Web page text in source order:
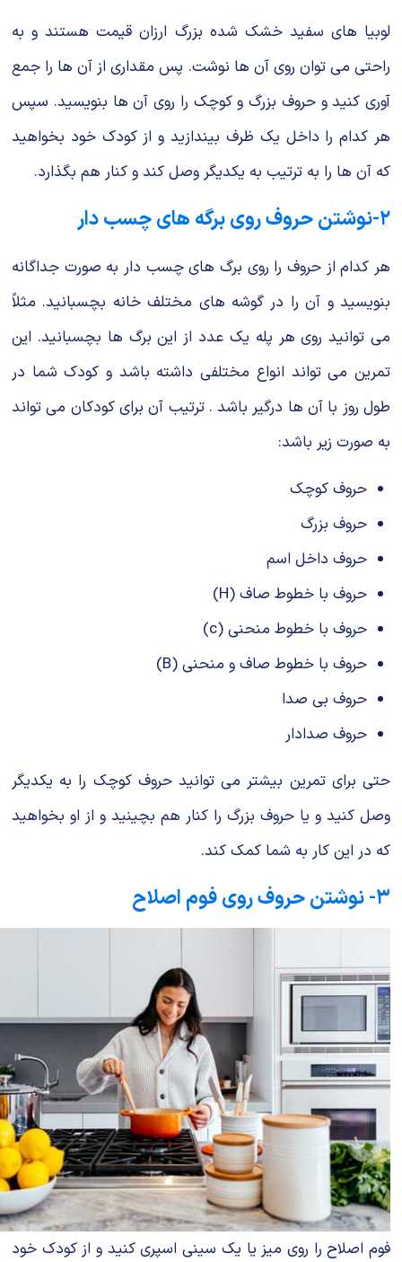
لوبیا های سفید خشک شده بزرگ ارزان قیمت هستند و به
راحتی می‌ توان روی آن ها نوشت. پس مقداری از آن ها را جمع
آوری کنید و حروف بزرگ و کوچک را روی آن ها بنویسید. سپس
هر کدام را داخل یک ظرف بیندازید و از کودک خود بخواهید
که آن ها را به ترتیب به یکدیگر وصل کند و کنار هم بگذارد.
۲-نوشتن حروف روی برگه های چسب دار
هر کدام از حروف را روی برگ های چسب دار به صورت جداگانه
بنویسید و آن را در گوشه های مختلف خانه بچسبانید. مثلاً
می توانید روی هر پله یک عدد از این برگ ها بچسبانید. این
تمرین می تواند انواع مختلفی داشته باشد و کودک شما در
طول روز با آن ها درگیر باشد . ترتیب آن برای کودکان می تواند
به صورت زیر باشد:
حروف کوچک
حروف بزرگ
حروف داخل اسم
حروف با خطوط صاف (H)
حروف با خطوط منحنی (c)
حروف با خطوط صاف و منحنی (B)
حروف بی صدا
حروف صدادار
حتی برای تمرین بیشتر می توانید حروف کوچک را به یکدیگر
وصل کنید و یا حروف بزرگ را کنار هم بچینید و از او بخواهید
که در این کار به شما کمک کند.
۳- نوشتن حروف روی فوم اصلاح
فوم اصلاح را روی میز یا یک سینی اسپری کنید و از کودک خود